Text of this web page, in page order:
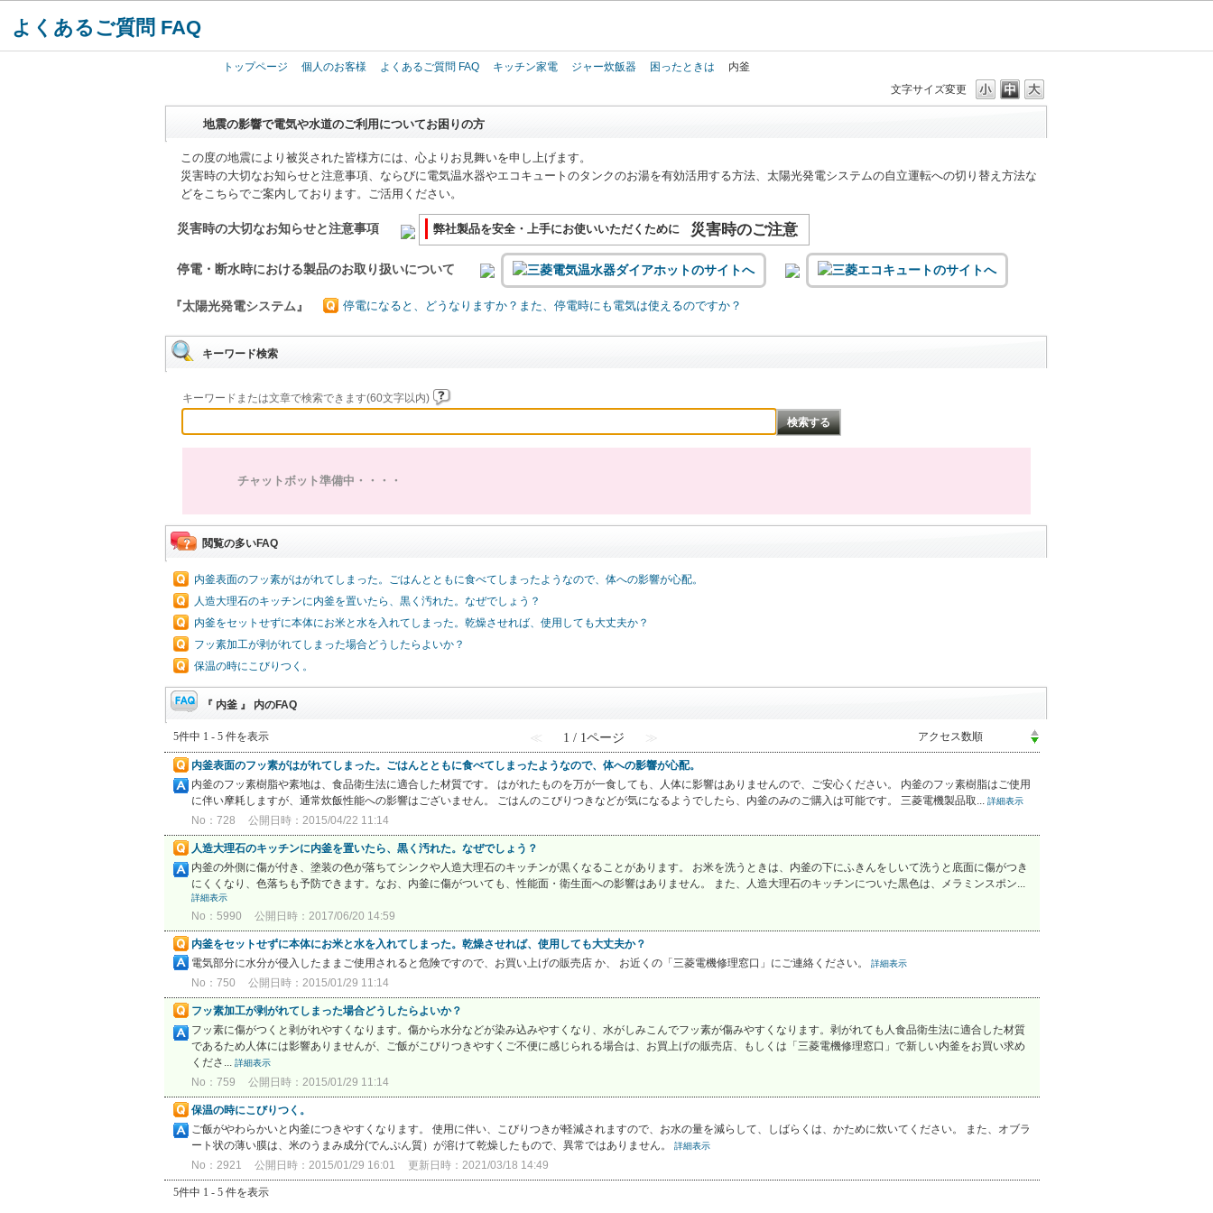
よくあるご質問 FAQ
トップページ 個人のお客様 よくあるご質問 FAQ キッチン家電 ジャー炊飯器 困ったときは
内釜
文字サイズ変更
地震の影響で電気や水道のご利用についてお困りの方
この度の地震により被災された皆様方には、心よりお見舞いを申し上げます。
災害時の大切なお知らせと注意事項、ならびに電気温水器やエコキュートのタンクのお湯を有効活用する方法、太陽光発電システムの自立運転への切り替え方法な
どをこちらでご案内しております。ご活用ください。
災害時の大切なお知らせと注意事項 弊社製品を安全・上手にお使いいただくために 災害時のご注意
停電・断水時における製品のお取り扱いについて
『太陽光発電システム』 停電になると、どうなりますか？また、停電時にも電気は使えるのですか？
キーワード検索
キーワードまたは文章で検索できます(60文字以内)
チャットボット準備中・・・・
閲覧の多いFAQ
内釜表面のフッ素がはがれてしまった。ごはんとともに食べてしまったようなので、体への影響が心配。
人造大理石のキッチンに内釜を置いたら、黒く汚れた。なぜでしょう？
内釜をセットせずに本体にお米と水を入れてしまった。乾燥させれば、使用しても大丈夫か？
フッ素加工が剥がれてしまった場合どうしたらよいか？
保温の時にこびりつく。
『 内釜 』 内のFAQ
5件中 1 - 5 件を表示 ≪ 1 / 1ページ ≫
内釜表面のフッ素がはがれてしまった。ごはんとともに食べてしまったようなので、体への影響が心配。
内釜のフッ素樹脂や素地は、食品衛生法に適合した材質です。 はがれたものを万が一食しても、人体に影響はありませんので、ご安心ください。 内釜のフッ素樹脂はご使用
に伴い摩耗しますが、通常炊飯性能への影響はございません。 ごはんのこびりつきなどが気になるようでしたら、内釜のみのご購入は可能です。 三菱電機製品取... 詳細表示
No：728 公開日時：2015/04/22 11:14
人造大理石のキッチンに内釜を置いたら、黒く汚れた。なぜでしょう？
内釜の外側に傷が付き、塗装の色が落ちてシンクや人造大理石のキッチンが黒くなることがあります。 お米を洗うときは、内釜の下にふきんをしいて洗うと底面に傷がつき
にくくなり、色落ちも予防できます。なお、内釜に傷がついても、性能面・衛生面への影響はありません。 また、人造大理石のキッチンについた黒色は、メラミンスポン...
詳細表示
No：5990 公開日時：2017/06/20 14:59
内釜をセットせずに本体にお米と水を入れてしまった。乾燥させれば、使用しても大丈夫か？
電気部分に水分が侵入したままご使用されると危険ですので、お買い上げの販売店 か、 お近くの「三菱電機修理窓口」にご連絡ください。
詳細表示
No：750 公開日時：2015/01/29 11:14
フッ素加工が剥がれてしまった場合どうしたらよいか？
フッ素に傷がつくと剥がれやすくなります。傷から水分などが染み込みやすくなり、水がしみこんでフッ素が傷みやすくなります。剥がれても人食品衛生法に適合した材質
であるため人体には影響ありませんが、ご飯がこびりつきやすくご不便に感じられる場合は、お買上げの販売店、もしくは「三菱電機修理窓口」で新しい内釜をお買い求め
くださ... 詳細表示
No：759 公開日時：2015/01/29 11:14
保温の時にこびりつく。
ご飯がやわらかいと内釜につきやすくなります。 使用に伴い、こびりつきが軽減されますので、お水の量を減らして、しばらくは、かために炊いてください。 また、オブラ
ート状の薄い膜は、米のうまみ成分(でんぷん質）が溶けて乾燥したもので、異常ではありません。
詳細表示
No：2921 公開日時：2015/01/29 16:01 更新日時：2021/03/18 14:49
5件中 1 - 5 件を表示